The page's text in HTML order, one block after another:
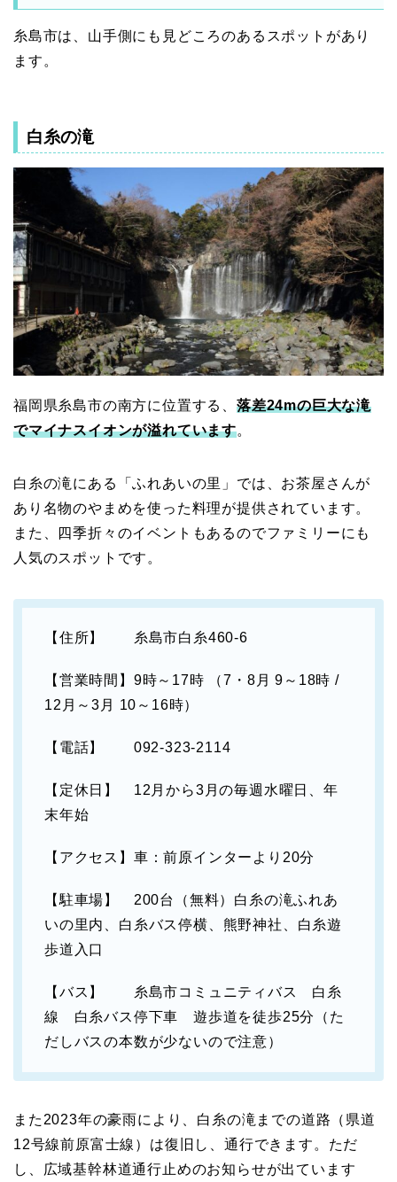
糸島市は、山手側にも見どころのあるスポットがあり
ます。
白糸の滝
福岡県糸島市の南方に位置する、 落差24mの巨大な滝
でマイナスイオンが溢れています。
白糸の滝にある「ふれあいの里」では、お茶屋さんが
あり名物のやまめを使った料理が提供されています。
また、四季折々のイベントもあるのでファミリーにも
人気のスポットです。
【住所】 糸島市白糸460-6
【営業時間】9時～17時 （7・8月 9～18時 /
12月～3月 10～16時）
【電話】 092-323-2114
【定休日】 12月から3月の毎週水曜日、年
末年始
【アクセス】車：前原インターより20分
【駐車場】 200台（無料）白糸の滝ふれあ
いの里内、白糸バス停横、熊野神社、白糸遊
歩道入口
【バス】 糸島市コミュニティバス 白糸
線 白糸バス停下車 遊歩道を徒歩25分（た
だしバスの本数が少ないので注意）
また2023年の豪雨により、白糸の滝までの道路（県道
12号線前原富士線）は復旧し、通行できます。ただ
し、広域基幹林道通行止めのお知らせが出ています